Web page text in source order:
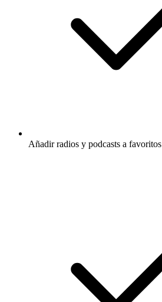
Añadir radios y podcasts a favoritos